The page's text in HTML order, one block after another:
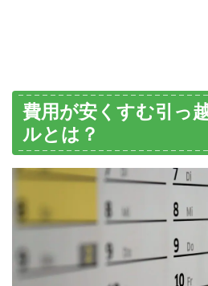
費用が安くすむ引っ
ルとは？